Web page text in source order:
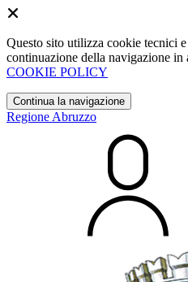
Questo sito utilizza cookie tecnici
continuazione della navigazione
COOKIE POLICY
Continua la navigazione
Regione Abruzzo